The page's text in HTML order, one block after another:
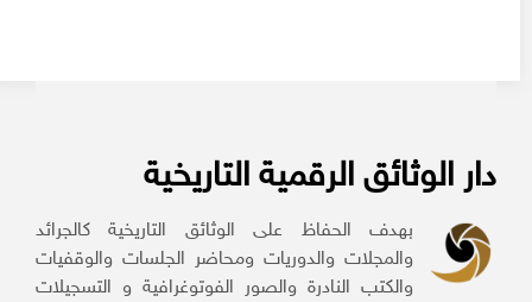
دار الوثائق الرقمية التاريخية
بهدف الحفاظ على الوثائق التاريخية كالجرائد
والمجلات والدوريات ومحاضر الجلسات والوقفيات
والكتب النادرة والصور الفوتوغرافية و التسجيلات